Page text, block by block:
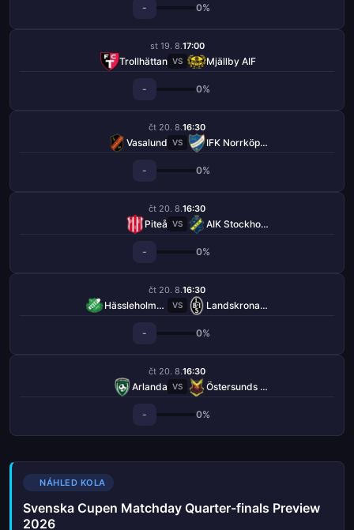
- 0%
st 19. 8.17:00
Trollhättan VS Mjällby AIF
- 0%
čt 20. 8.16:30
Vasalund VS IFK Norrköping
- 0%
čt 20. 8.16:30
Piteå VS AIK Stockholm
- 0%
čt 20. 8.16:30
Hässleholms IF VS Landskrona BoIS
- 0%
čt 20. 8.16:30
Arlanda VS Östersunds FK
- 0%
NÁHLED KOLA
Svenska Cupen Matchday Quarter-finals Preview
2026